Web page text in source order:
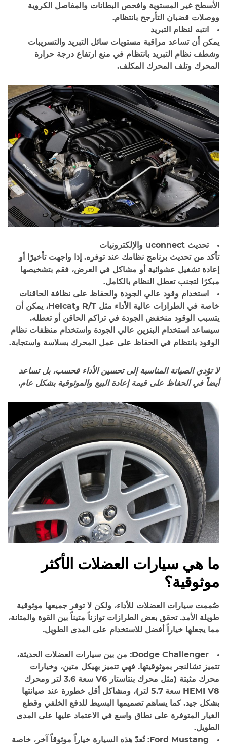
الأسطح غير المستوية وافحص البطانات والمفاصل الكروية
ووصلات قضبان التأرجح بانتظام.
انتبه لنظام التبريد
يمكن أن تساعد مراقبة مستويات سائل التبريد والتسريبات
وشطف نظام التبريد بانتظام في منع ارتفاع درجة حرارة
المحرك وتلف المحرك المكلف.
تحديث uconnect والإلكترونيات
تأكد من تحديث برنامج نظامك عند توفره. إذا واجهت تأخيرًا أو
إعادة تشغيل عشوائية أو مشاكل في العرض، فقم بتشخيصها
مبكرًا لتجنب تعطل النظام بالكامل.
استخدام وقود عالي الجودة والحفاظ على نظافة الحاقنات
خاصة في الطرازات عالية الأداء مثل R/T وHelcat، يمكن أن
يتسبب الوقود منخفض الجودة في تراكم الحاقن أو تعطله.
سيساعد استخدام البنزين عالي الجودة واستخدام منظفات نظام
الوقود بانتظام في الحفاظ على عمل المحرك بسلاسة واستجابة.
لا تؤدي الصيانة المناسبة إلى تحسين الأداء فحسب، بل تساعد
أيضاً في الحفاظ على قيمة إعادة البيع والموثوقية بشكل عام.
ما هي سيارات العضلات الأكثر
موثوقية؟
صُممت سيارات العضلات للأداء، ولكن لا توفر جميعها موثوقية
طويلة الأمد. تحقق بعض الطرازات توازناً متيناً بين القوة والمتانة،
مما يجعلها خياراً أفضل للاستخدام على المدى الطويل.
Dodge Challenger:
من بين سيارات العضلات الحديثة،
تتميز تشالنجر بموثوقيتها. فهي تتميز بهيكل متين، وخيارات
محرك مثبتة (مثل محرك بنتاستار V6 سعة 3.6 لتر ومحرك
HEMI V8 سعة 5.7 لتر)، ومشاكل أقل خطورة عند صيانتها
بشكل جيد. كما يساهم تصميمها البسيط للدفع الخلفي وقطع
الغيار المتوفرة على نطاق واسع في الاعتماد عليها على المدى
الطويل.
Ford Mustang:
تُعدّ هذه السيارة خياراً موثوقاً آخر، خاصة